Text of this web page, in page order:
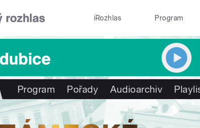
iRozhlas Program
Program Pořady Audioarchiv